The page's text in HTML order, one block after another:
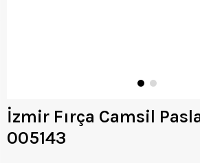
İzmir Fırça Camsil
005143